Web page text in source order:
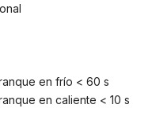
en frío < 60 s
en caliente < 10 s